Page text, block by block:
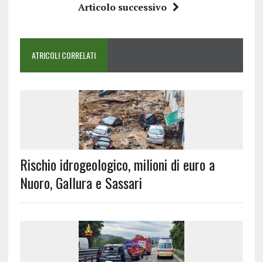
Articolo successivo
ATRICOLI CORRELATI
Rischio idrogeologico, milioni di euro a
Nuoro, Gallura e Sassari